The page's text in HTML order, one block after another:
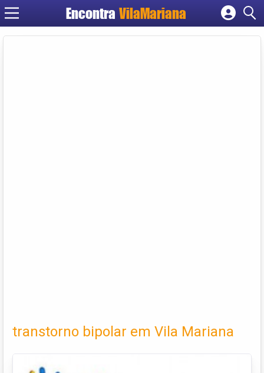
EncontraVilaMariana
Cadastrar empresa
transtorno bipolar em Vila Mariana